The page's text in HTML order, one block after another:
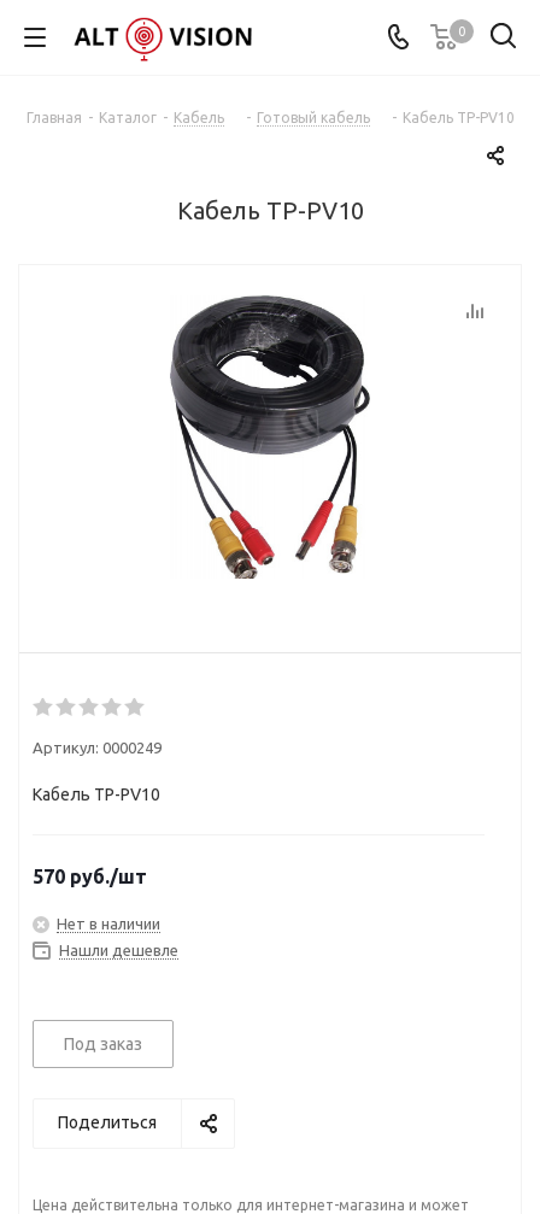
0
Главная - Каталог - Кабель - Готовый кабель - Кабель TP-PV10
Кабель TP-PV10
Артикул: 0000249
Кабель TP-PV10
570 руб./шт
Нет в наличии
Нашли дешевле
Под заказ
Поделиться
Цена действительна только для интернет-магазина и может